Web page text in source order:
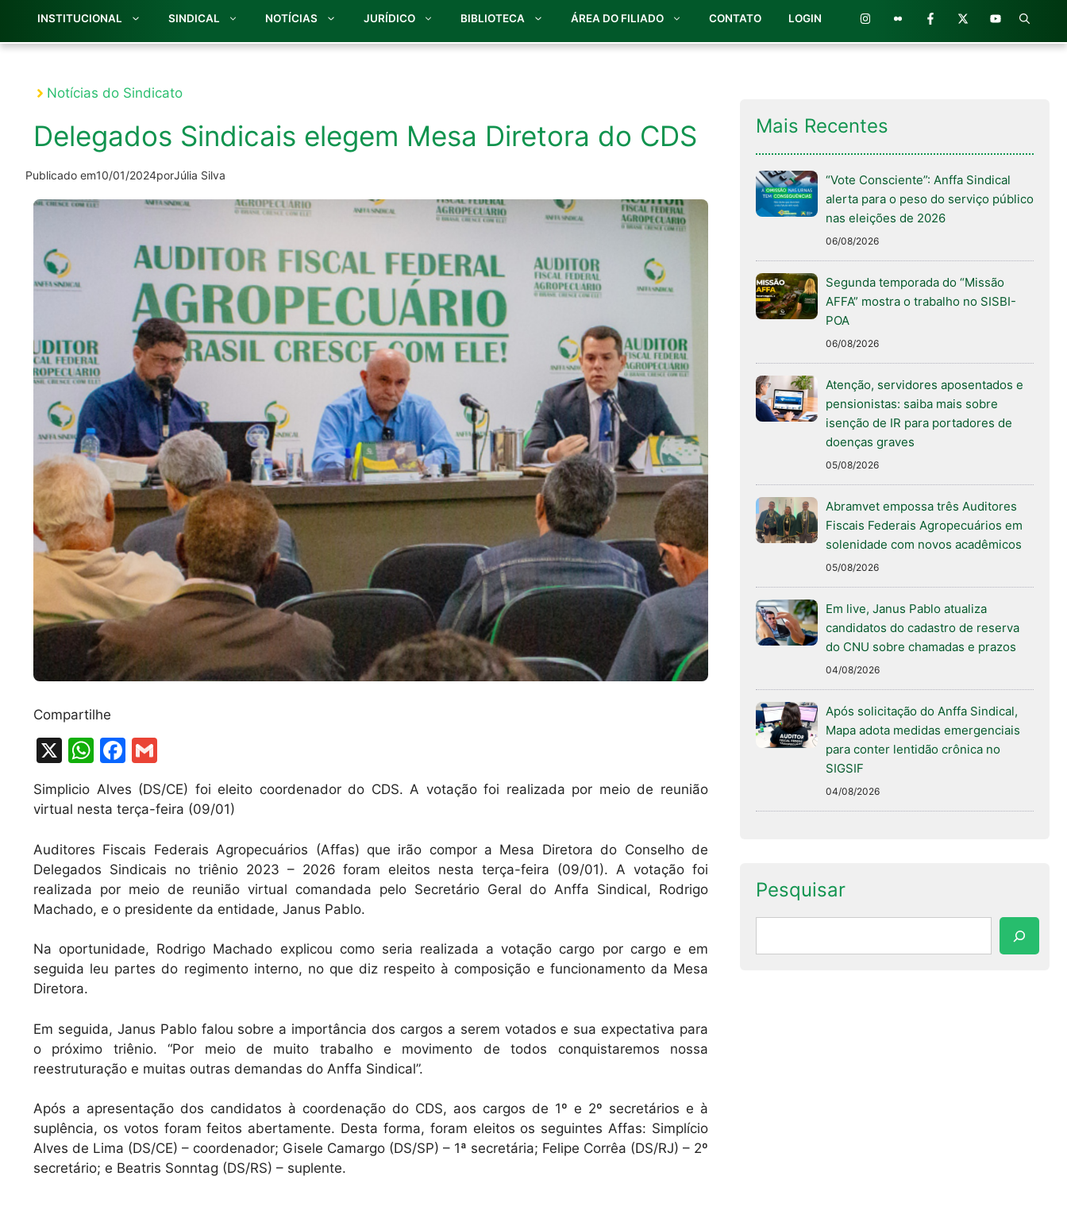
INSTITUCIONAL SINDICAL NOTÍCIAS JURÍDICO BIBLIOTECA ÁREA DO FILIADO CONTATO LOGIN
Notícias do Sindicato
Delegados Sindicais elegem Mesa Diretora do CDS
Publicado em10/01/2024porJúlia Silva
Compartilhe
X
W
h
at
A
p
p
F
c
e
b
o
o
m
ai
Simplicio Alves (DS/CE) foi eleito coordenador do CDS. A votação foi realizada por meio de reunião
virtual nesta terça-feira (09/01)
Auditores Fiscais Federais Agropecuários (Affas) que irão compor a Mesa Diretora do Conselho de
Delegados Sindicais no triênio 2023 – 2026 foram eleitos nesta terça-feira (09/01). A votação foi
realizada por meio de reunião virtual comandada pelo Secretário Geral do Anffa Sindical, Rodrigo
Machado, e o presidente da entidade, Janus Pablo.
Na oportunidade, Rodrigo Machado explicou como seria realizada a votação cargo por cargo e em
seguida leu partes do regimento interno, no que diz respeito à composição e funcionamento da Mesa
Diretora.
Em seguida, Janus Pablo falou sobre a importância dos cargos a serem votados e sua expectativa para
o próximo triênio. “Por meio de muito trabalho e movimento de todos conquistaremos nossa
reestruturação e muitas outras demandas do Anffa Sindical”.
Após a apresentação dos candidatos à coordenação do CDS, aos cargos de 1º e 2º secretários e à
suplência, os votos foram feitos abertamente. Desta forma, foram eleitos os seguintes Affas: Simplício
Alves de Lima (DS/CE) – coordenador; Gisele Camargo (DS/SP) – 1ª secretária; Felipe Corrêa (DS/RJ) – 2º
secretário; e Beatris Sonntag (DS/RS) – suplente.
Mais Recentes
“Vote Consciente”: Anffa Sindical
alerta para o peso do serviço público
nas eleições de 2026
06/08/2026
Segunda temporada do “Missão
AFFA” mostra o trabalho no SISBI-
POA
06/08/2026
Atenção, servidores aposentados e
pensionistas: saiba mais sobre
isenção de IR para portadores de
doenças graves
05/08/2026
Abramvet empossa três Auditores
Fiscais Federais Agropecuários em
solenidade com novos acadêmicos
05/08/2026
Em live, Janus Pablo atualiza
candidatos do cadastro de reserva
do CNU sobre chamadas e prazos
04/08/2026
Após solicitação do Anffa Sindical,
Mapa adota medidas emergenciais
para conter lentidão crônica no
SIGSIF
04/08/2026
Pesquisar